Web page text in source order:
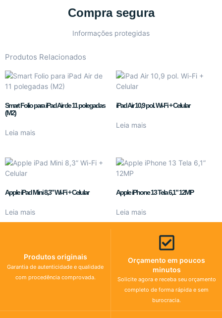
Compra segura
Informações protegidas
Produtos Relacionados
Smart Folio para iPad Air de 11 polegadas
(M2)
Leia mais
iPad Air 10,9 pol. Wi-Fi + Celular
Leia mais
Apple iPad Mini 8,3” Wi-Fi + Celular
Leia mais
Apple iPhone 13 Tela 6,1” 12MP
Leia mais
Produtos originais
Garantia de autenticidade e qualidade
com procedência comprovada.
Orçamento em poucos
minutos
Solicite agora e receba seu orçamento
completo de forma rápida e sem
burocracia.